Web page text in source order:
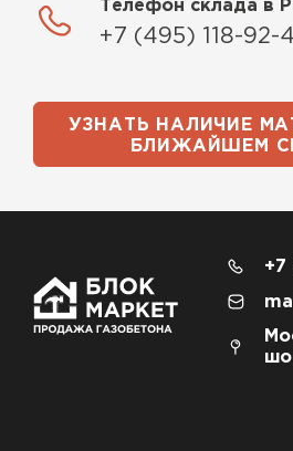
Телефон склада в
+7 (495) 118-92-
УЗНАТЬ НАЛИЧИЕ
БЛИЖАЙШЕМ
+7